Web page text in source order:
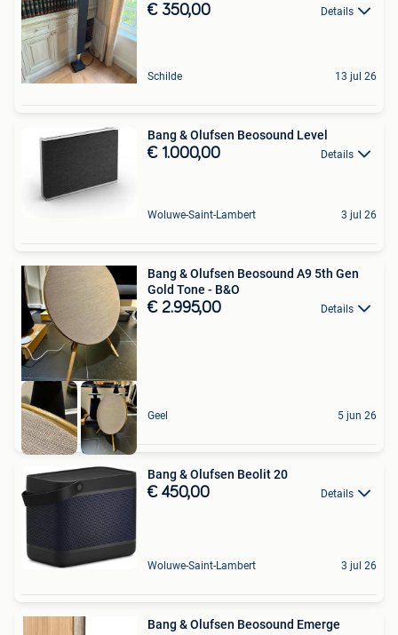
€ 350,00 Details
Schilde 13 jul 26
Bang & Olufsen Beosound Level
€ 1.000,00 Details
Woluwe-Saint-Lambert 3 jul 26
Bang & Olufsen Beosound A9 5th Gen
Gold Tone - B&O
€ 2.995,00 Details
Geel 5 jun 26
Bang & Olufsen Beolit 20
€ 450,00 Details
Woluwe-Saint-Lambert 3 jul 26
Bang & Olufsen Beosound Emerge